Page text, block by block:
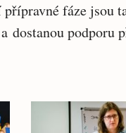
fáze jsou
dostanou podporu